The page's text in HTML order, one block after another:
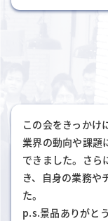
この会をきっかけ
業界の動向や課題
できました。さら
き、自身の業務や
た。
p.s.景品ありがと